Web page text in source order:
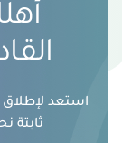
استعد
ثابتة